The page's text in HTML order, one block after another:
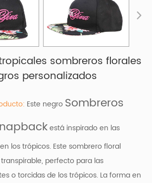
sombreros florales
personalizados
Este negro Sombreros
está inspirado en las
los trópicos. Este sombrero floral
perfecto para las
o torcidas de los trópicos. La forma en